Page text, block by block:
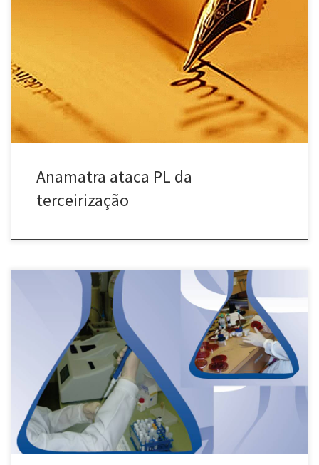
Ampliar a terceirização de forma que seja possível a prática até
mesmo na atividade-fim da empresa. Essa é a previsão do Projeto
de Lei nº 4330/04, em tramitação na Câmara dos Deputados, e
também o entendimento do ministro do Trabalho, Manoel Dias.
Em entrevista, Dias defendeu a ampliação da prática […]
Anamatra ataca PL da
terceirização
Os trabalhadores técnicos em laboratórios, em bancos de sangue
e clínicas em Minas Gerais conquistaram um reajuste salarial de
8,5% a partir de 1º de setembro na renovação da Convenção
Coletiva de Trabalho da categoria. As negociações foram
concluídas entre o SINTRALAB e o Sindlab, da representação
patronal e aprovadas […]